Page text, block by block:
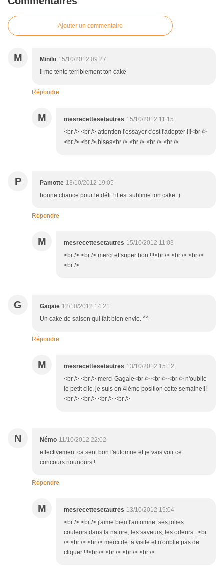
Ajouter un commentaire
M Minilo 15/10/2012 09:27
Il me tente terriblement ton cake
Répondre
M mesrecettesetautres 15/10/2012 11:15
<br /> <br /> attention l'essayer c'est l'adopter !!!<br />
<br /> <br /> bises<br /> <br /> <br /> <br />
P Pamotte 13/10/2012 19:05
bonne chance pour le défi ! il est sublime ton cake :)
Répondre
M mesrecettesetautres 15/10/2012 11:03
<br /> <br /> merci et super bon !!!<br /> <br /> <br />
<br />
G Gagaie 12/10/2012 14:21
Un cake de saison qui fait bien envie. ^^
Répondre
M mesrecettesetautres 13/10/2012 15:12
<br /> <br /> merci Gagaie<br /> <br /> <br /> n'oublie
le petit clic, je suis en 4ième position cette semaine!!!
<br /> <br /> <br /> <br />
N Némo 11/10/2012 22:02
effectivement ca sent bon l'automne et je vais voir ce
concours nounours !
Répondre
M mesrecettesetautres 13/10/2012 15:04
<br /> <br /> j'aime bien l'automne, ses jolies
couleurs dans la nature, les saveurs, les odeurs...<br
/> <br /> <br /> merci de ta visite et n'oublie pas de
cliquer !!!<br /> <br /> <br /> <br />